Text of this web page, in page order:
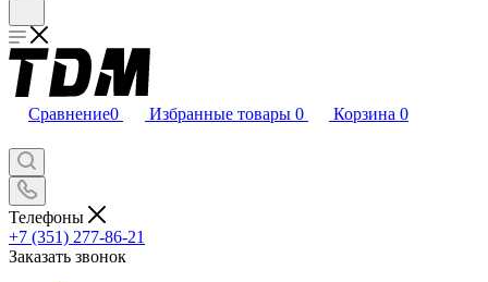
Сравнение0 Избранные товары 0 Корзина 0
Телефоны
+7 (351) 277-86-21
Заказать звонок